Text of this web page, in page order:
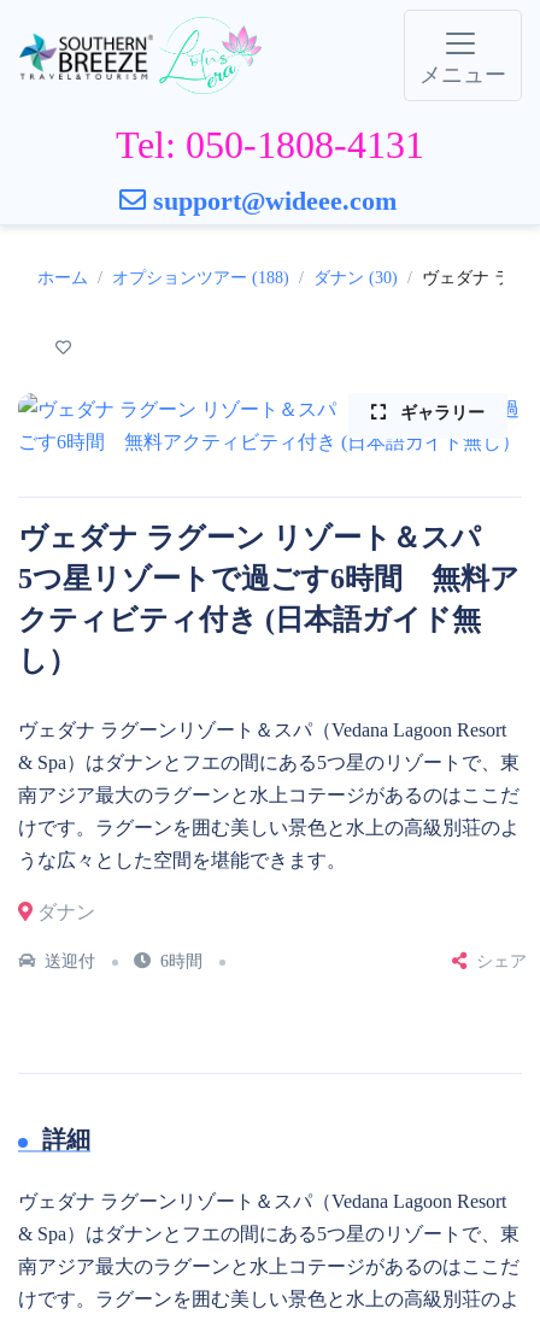
メニュー
Tel: 050-1808-4131
support@wideee.com
ホーム オプションツアー (188) ダナン (30) ヴェダナ ラグ
ギャラリー
ヴェダナ ラグーン リゾート＆スパ
5つ星リゾートで過ごす6時間 無料ア
クティビティ付き (日本語ガイド無
し）
ヴェダナ ラグーンリゾート＆スパ（Vedana Lagoon Resort
& Spa）はダナンとフエの間にある5つ星のリゾートで、東
南アジア最大のラグーンと水上コテージがあるのはここだ
けです。ラグーンを囲む美しい景色と水上の高級別荘のよ
うな広々とした空間を堪能できます。
ダナン
送迎付 6時間 シェア
詳細
ヴェダナ ラグーンリゾート＆スパ（Vedana Lagoon Resort
& Spa）はダナンとフエの間にある5つ星のリゾートで、東
南アジア最大のラグーンと水上コテージがあるのはここだ
けです。ラグーンを囲む美しい景色と水上の高級別荘のよ